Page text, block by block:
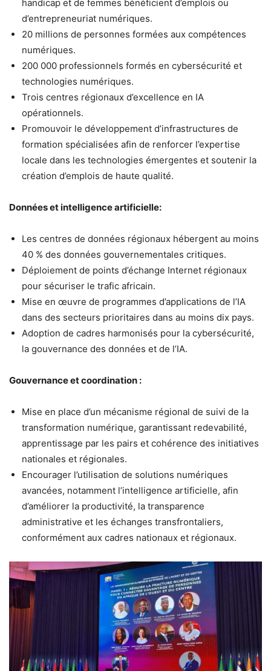
handicap et de femmes bénéficient d’emplois ou
d’entrepreneuriat numériques.
20 millions de personnes formées aux compétences
numériques.
200 000 professionnels formés en cybersécurité et
technologies numériques.
Trois centres régionaux d’excellence en IA
opérationnels.
Promouvoir le développement d’infrastructures de
formation spécialisées afin de renforcer l’expertise
locale dans les technologies émergentes et soutenir la
création d’emplois de haute qualité.
Données et intelligence artificielle:
Les centres de données régionaux hébergent au moins
40 % des données gouvernementales critiques.
Déploiement de points d’échange Internet régionaux
pour sécuriser le trafic africain.
Mise en œuvre de programmes d’applications de l’IA
dans des secteurs prioritaires dans au moins dix pays.
Adoption de cadres harmonisés pour la cybersécurité,
la gouvernance des données et de l’IA.
Gouvernance et coordination :
Mise en place d’un mécanisme régional de suivi de la
transformation numérique, garantissant redevabilité,
apprentissage par les pairs et cohérence des initiatives
nationales et régionales.
Encourager l’utilisation de solutions numériques
avancées, notamment l’intelligence artificielle, afin
d’améliorer la productivité, la transparence
administrative et les échanges transfrontaliers,
conformément aux cadres nationaux et régionaux.